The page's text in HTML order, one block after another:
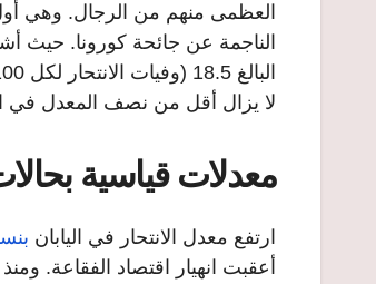
الناجمة عن جائحة كورونا. حيث
لا يزال أقل من نصف المعدل في المجر (35.3)، او من معدل معدل دولة ليسوتو
معدلات قياسية
ارتفع معدل الانتحار في اليابان بنسبة